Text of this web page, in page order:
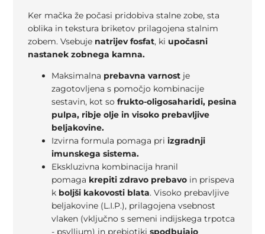
Ker mačka že počasi pridobiva stalne zobe, sta
oblika in tekstura briketov prilagojena stalnim
zobem. Vsebuje natrijev fosfat, ki upočasni
nastanek zobnega kamna.
Maksimalna prebavna varnost je
zagotovljena s pomočjo kombinacije
sestavin, kot sofrukto-oligosaharidi, pesina
pulpa, ribje olje in visoko prebavljive
beljakovine.
Izvirna formula pomaga pri izgradnji
imunskega sistema.
Ekskluzivna kombinacija hranil
pomaga krepiti zdravo prebavo in prispeva
k boljši kakovosti blata. Visoko prebavljive
beljakovine (L.I.P.), prilagojena vsebnost
vlaken (vključno s semeni indijskega trpotca
- psyllium) in prebiotikispodbujajo